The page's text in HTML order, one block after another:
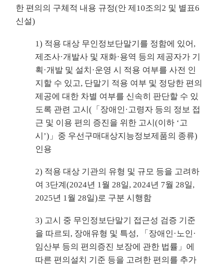
한 편의의 구체적 내용 규정(안 제10조의2 및 별표6
신설)
1) 적용 대상 무인정보단말기를 정함에 있어,
제조사·개발사 및 재화·용역 등의 제공자가 기
획·개발 및 설치·운영 시 적용 여부를 사전 인
지할 수 있고, 단말기 적용 여부 및 정당한 편의
제공에 대한 차별 여부를 신속히 판단할 수 있
도록 관련 고시(「장애인·고령자 등의 정보 접
근 및 이용 편의 증진을 위한 고시(이하 ‘고
시’)」중 우선구매대상지능정보제품의 종류)
인용
2) 적용 대상 기관의 유형 및 규모 등을 고려하
여 3단계(2024년 1월 28일, 2024년 7월 28일,
2025년 1월 28일)로 구분 시행함
3) 고시 중 무인정보단말기 접근성 검증 기준
을 따르되, 장애유형 및 특성, 「장애인·노인·
임산부 등의 편의증진 보장에 관한 법률」에
따른 편의설치 기준 등을 고려한 편의를 추가